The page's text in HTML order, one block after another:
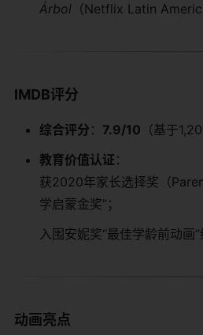
Árbol （Netflix Latin
​IMDB评分​
​综合评分​ ​：​ ​7.9/10​ （基于
​教育价值认证​ ​：
获2020年家长选择奖（
学启蒙金奖”；
入围安妮奖“最佳学龄前动画”
​动画亮点​